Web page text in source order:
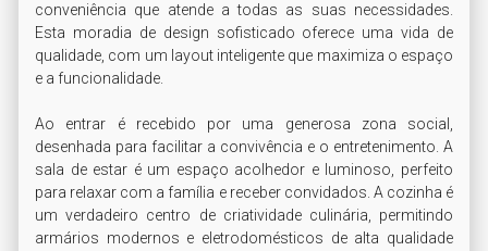
conveniência que atende a todas as suas necessidades.
Esta moradia de design sofisticado oferece uma vida de
qualidade, com um layout inteligente que maximiza o espaço
e a funcionalidade.
Ao entrar é recebido por uma generosa zona social,
desenhada para facilitar a convivência e o entretenimento. A
sala de estar é um espaço acolhedor e luminoso, perfeito
para relaxar com a família e receber convidados. A cozinha é
um verdadeiro centro de criatividade culinária, permitindo
armários modernos e eletrodomésticos de alta qualidade